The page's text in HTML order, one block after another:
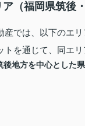
（福岡県筑後
産では、以下のエ
トを通じて、同エ
地方を中心とした県